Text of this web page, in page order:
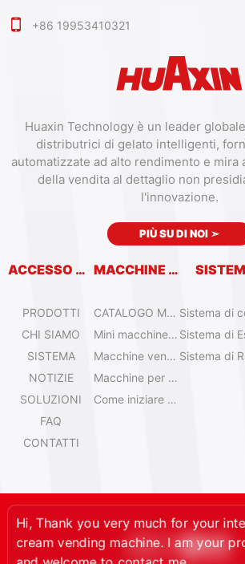
Huaxin Technology è un leader
distributrici di gelato intelligenti,
automatizzate ad alto rendimento e mira
della vendita al dettaglio non
l'innovazione.
PIÙ SU DI NOI ➣
ACCESSO RAPIDO
PRODOTTI
CHI SIAMO
SISTEMA
NOTIZIE
SOLUZIONI
FAQ
CONTATTI
MACCHINE VENDITRICI
CATALOGO MACCHINE VENDITRICI
Mini macchine per gelato da tavolo
Macchine venditrici di gelato Olala
Macchine per gelato IYogurt
Come iniziare con il gelato automatico?
+86 19953410321
Hi, Thank you very much for your
cream vending machine. I am your